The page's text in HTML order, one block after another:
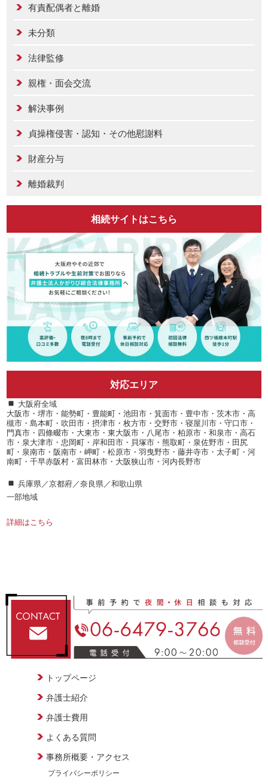
有責配偶者と離婚
未分類
法律監修
親権・面会交流
解決事例
貞操権侵害・認知・その他慰謝料
財産分与
離婚裁判
相続サイトはこちら
対応エリア
大阪府全域
大阪市・堺市・能勢町・豊能町・池田市・箕面市・豊中市・茨木市・高
槻市・島本町・吹田市・摂津市・枚方市・交野市・寝屋川市・守口市・
門真市・四條畷市・大東市・東大阪市・八尾市・柏原市・和泉市・高石
市・泉大津市・忠岡町・岸和田市・貝塚市・熊取町・泉佐野市・田尻
町・泉南市・阪南市・岬町・松原市・羽曳野市・藤井寺市・太子町・河
南町・千早赤阪村・富田林市・大阪狭山市・河内長野市
兵庫県／京都府／奈良県／和歌山県
一部地域
詳細はこちら
トップページ
弁護士紹介
弁護士費用
よくある質問
事務所概要・アクセス
プライバシーポリシー